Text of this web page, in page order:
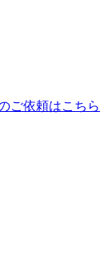
ご依頼はこちら